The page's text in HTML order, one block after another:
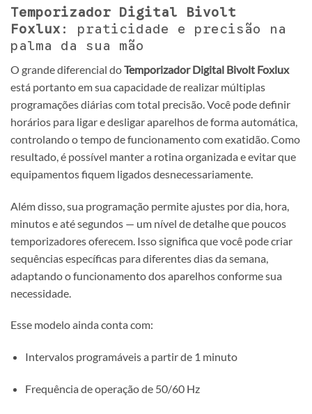
Temporizador Digital Bivolt
Foxlux : praticidade e precisão na
palma da sua mão
O grande diferencial doTemporizador Digital Bivolt Foxlux
está portanto em sua capacidade de realizar múltiplas
programações diárias com total precisão. Você pode definir
horários para ligar e desligar aparelhos de forma automática,
controlando o tempo de funcionamento com exatidão. Como
resultado, é possível manter a rotina organizada e evitar que
equipamentos fiquem ligados desnecessariamente.
Além disso, sua programação permite ajustes por dia, hora,
minutos e até segundos — um nível de detalhe que poucos
temporizadores oferecem. Isso significa que você pode criar
sequências específicas para diferentes dias da semana,
adaptando o funcionamento dos aparelhos conforme sua
necessidade.
Esse modelo ainda conta com:
Intervalos programáveis a partir de 1 minuto
Frequência de operação de 50/60 Hz